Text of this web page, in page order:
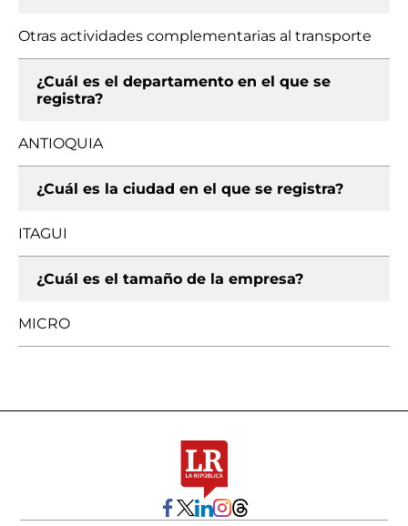
Otras actividades complementarias al transporte
¿Cuál es el departamento en el que se
registra?
ANTIOQUIA
¿Cuál es la ciudad en el que se registra?
ITAGUI
¿Cuál es el tamaño de la empresa?
MICRO